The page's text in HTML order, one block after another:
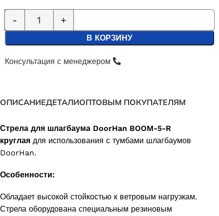
В КОРЗИНУ
Консультация с менеджером
ОПИСАНИЕДЕТАЛИОПТОВЫМ ПОКУПАТЕЛЯМ
Стрела для шлагбаума DoorHan BOOM-5-R
круглая для использования с тумбами шлагбаумов
DoorHan.
Особенности:
Обладает высокой стойкостью к ветровым нагрузкам.
Стрела оборудована специальным резиновым